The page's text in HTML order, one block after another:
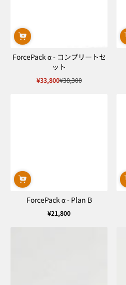
ForcePack α - コンプリートセ
ット
セ
¥33,800
通
¥38,300
ForcePack α - Plan B
通
¥21,800